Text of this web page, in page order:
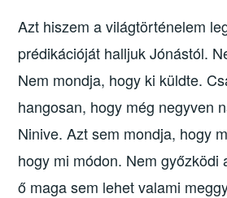
Azt hiszem a világtörténelem
prédikációját halljuk Jónástól.
Nem mondja, hogy ki küldte.
hangosan, hogy még negyven
Ninive. Azt sem mondja, hogy
hogy mi módon. Nem győzködi
ő maga sem lehet valami